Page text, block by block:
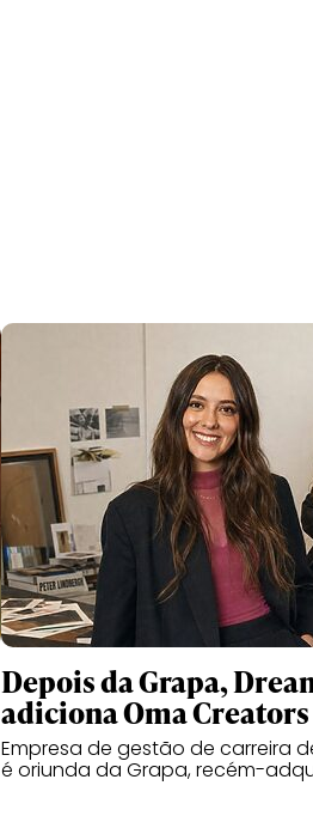
Depois da Grapa,
adiciona Oma Creators
Empresa de gestão de carreira
é oriunda da Grapa, recém-